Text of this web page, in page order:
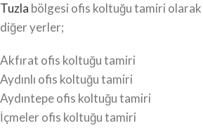
Tuzla bölgesi ofis koltuğu tamiri
diğer yerler;
Akfırat ofis koltuğu tamiri
Aydınlı ofis koltuğu tamiri
Aydıntepe ofis koltuğu tamiri
İçmeler ofis koltuğu tamiri